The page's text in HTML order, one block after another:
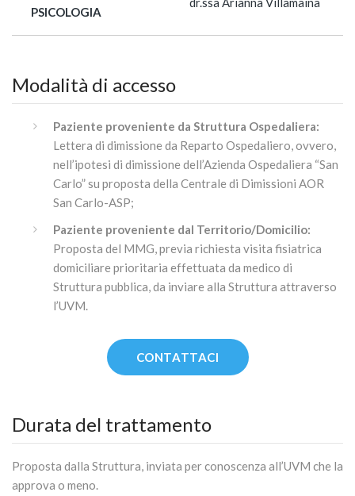
PSICOLOGIA
Modalità di accesso
Paziente proveniente da Struttura Ospedaliera:
Lettera di dimissione da Reparto Ospedaliero, ovvero,
nell’ipotesi di dimissione dell’Azienda Ospedaliera “San
Carlo” su proposta della Centrale di Dimissioni AOR
San Carlo-ASP;
Paziente proveniente dal Territorio/Domicilio:
Proposta del MMG, previa richiesta visita fisiatrica
domiciliare prioritaria effettuata da medico di
Struttura pubblica, da inviare alla Struttura attraverso
l’UVM.
CONTATTACI
Durata del trattamento
Proposta dalla Struttura, inviata per conoscenza all’UVM che la
approva o meno.